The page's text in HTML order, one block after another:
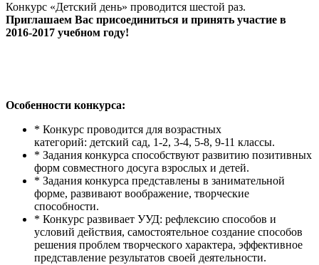
Конкурс «Детский день» проводится шестой раз.
Приглашаем Вас присоединиться и принять участие в
2016-2017 учебном году!
Особенности конкурса:
* Конкурс проводится для возрастных
категорий: детский сад, 1-2, 3-4, 5-8, 9-11 классы.
* Задания конкурса способствуют развитию позитивных
форм совместного досуга взрослых и детей.
* Задания конкурса представлены в занимательной
форме, развивают воображение, творческие
способности.
* Конкурс развивает УУД: рефлексию способов и
условий действия, самостоятельное создание способов
решения проблем творческого характера, эффективное
представление результатов своей деятельности.